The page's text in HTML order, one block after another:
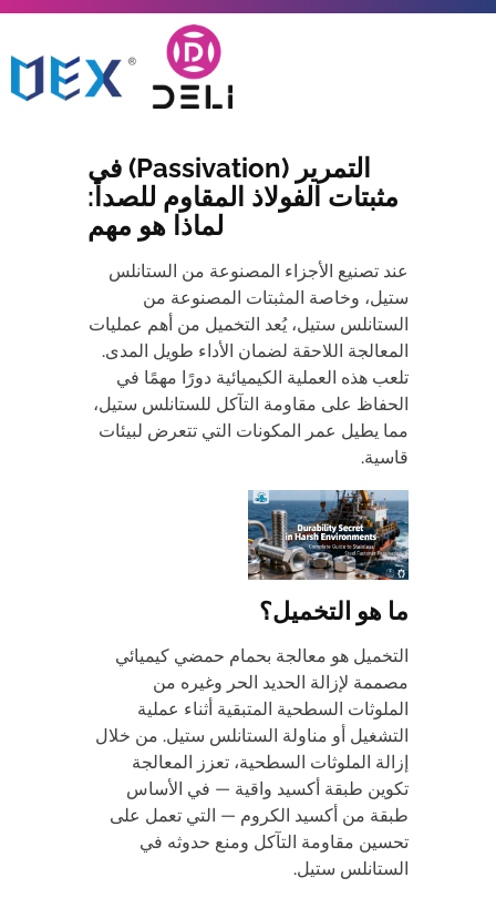
التمرير (Passivation) في
مثبتات الفولاذ المقاوم للصدأ:
لماذا هو مهم
عند تصنيع الأجزاء المصنوعة من الستانلس
ستيل، وخاصة المثبتات المصنوعة من
الستانلس ستيل، يُعد التخميل من أهم عمليات
المعالجة اللاحقة لضمان الأداء طويل المدى.
تلعب هذه العملية الكيميائية دورًا مهمًا في
الحفاظ على مقاومة التآكل للستانلس ستيل،
مما يطيل عمر المكونات التي تتعرض لبيئات
قاسية.
ما هو التخميل؟
التخميل هو معالجة بحمام حمضي كيميائي
مصممة لإزالة الحديد الحر وغيره من
الملوثات السطحية المتبقية أثناء عملية
التشغيل أو مناولة الستانلس ستيل. من خلال
إزالة الملوثات السطحية، تعزز المعالجة
تكوين طبقة أكسيد واقية — في الأساس
طبقة من أكسيد الكروم — التي تعمل على
تحسين مقاومة التآكل ومنع حدوثه في
الستانلس ستيل.